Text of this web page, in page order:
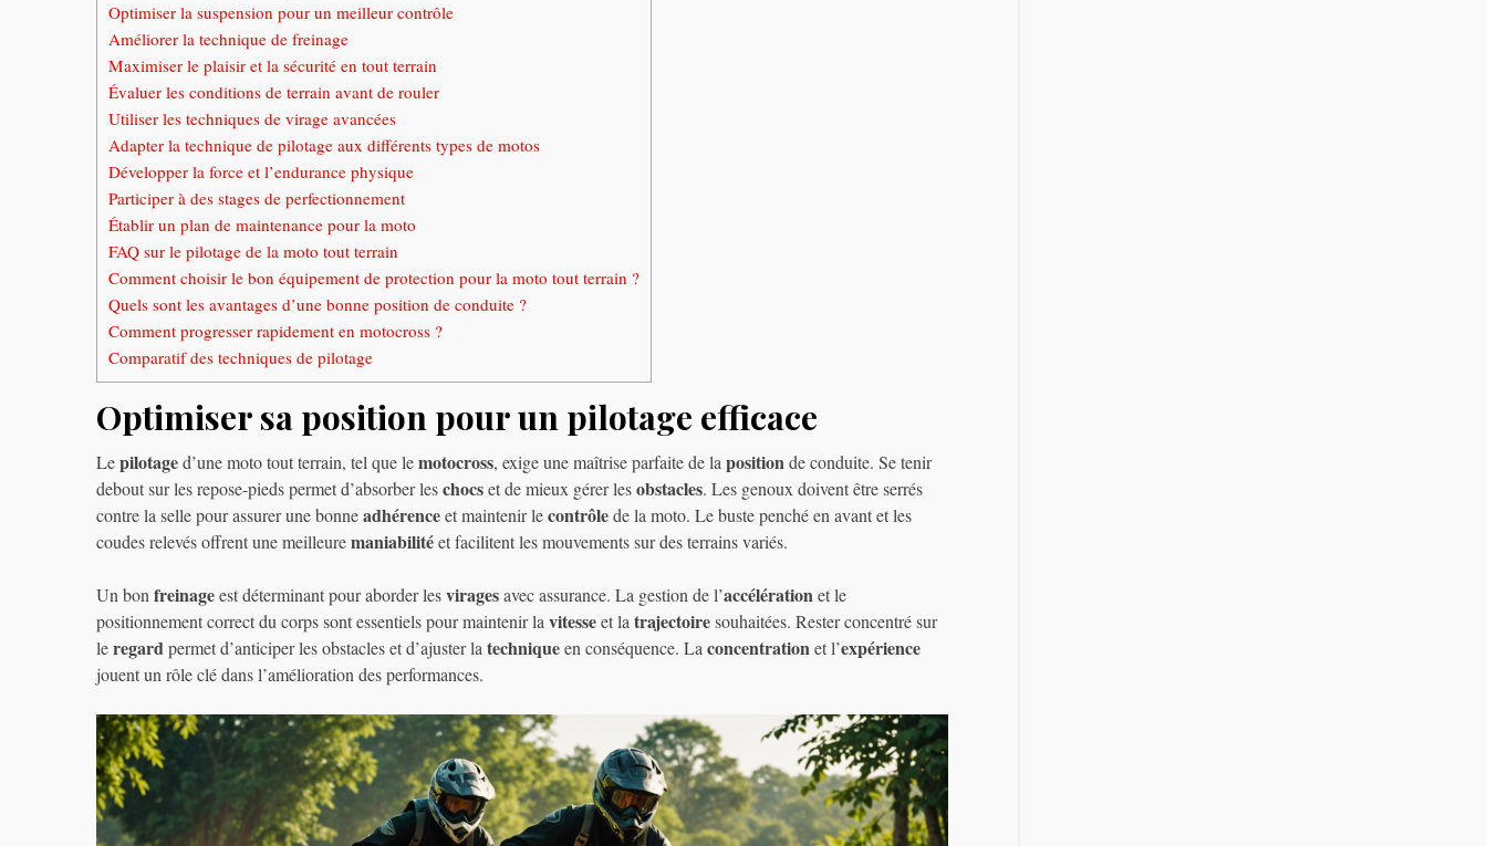
Optimiser la suspension pour un meilleur contrôle
Améliorer la technique de freinage
Maximiser le plaisir et la sécurité en tout terrain
Évaluer les conditions de terrain avant de rouler
Utiliser les techniques de virage avancées
Adapter la technique de pilotage aux différents types de motos
Développer la force et l’endurance physique
Participer à des stages de perfectionnement
Établir un plan de maintenance pour la moto
FAQ sur le pilotage de la moto tout terrain
Comment choisir le bon équipement de protection pour la moto tout terrain ?
Quels sont les avantages d’une bonne position de conduite ?
Comment progresser rapidement en motocross ?
Comparatif des techniques de pilotage
Optimiser sa position pour un pilotage efficace
Lepilotaged’une moto tout terrain, tel que lemotocross, exige une maîtrise parfaite de lapositionde conduite. Se tenir
debout sur les repose-pieds permet d’absorber leschocset de mieux gérer lesobstacles. Les genoux doivent être serrés
contre la selle pour assurer une bonneadhérenceet maintenir lecontrôlede la moto. Le buste penché en avant et les
coudes relevés offrent une meilleuremaniabilitéet facilitent les mouvements sur des terrains variés.
Un bonfreinageest déterminant pour aborder lesviragesavec assurance. La gestion de l’accélérationet le
positionnement correct du corps sont essentiels pour maintenir lavitesseet latrajectoiresouhaitées. Rester concentré sur
leregardpermet d’anticiper les obstacles et d’ajuster latechniqueen conséquence. Laconcentrationet l’expérience
jouent un rôle clé dans l’amélioration des performances.